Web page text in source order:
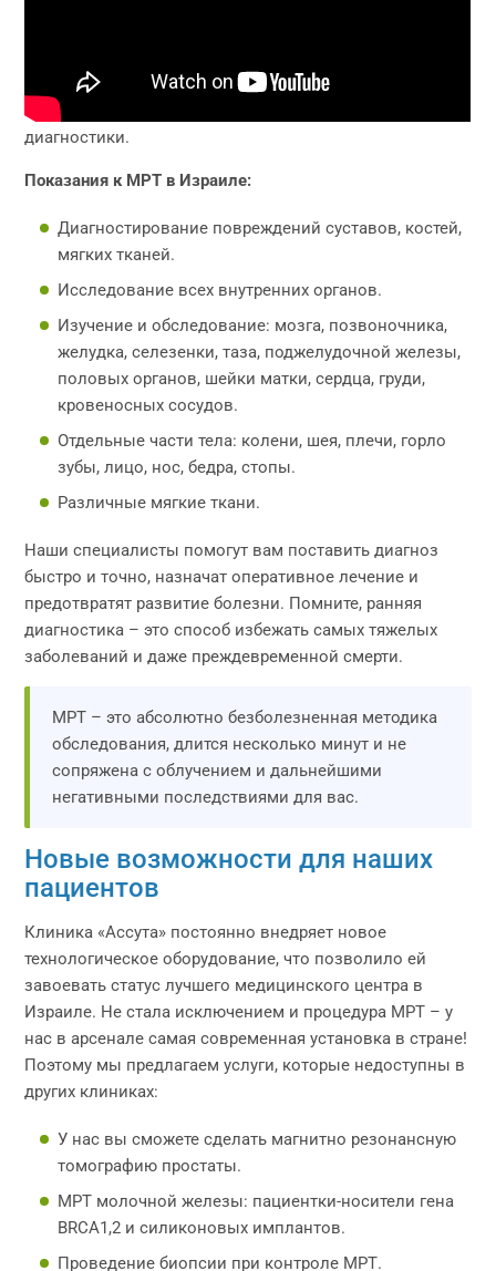
оборудование – это симбиоз новейших инженерных
достижений и ультрановых технологий в области
диагностики.
Показания к МРТ в Израиле:
Диагностирование повреждений суставов, костей,
мягких тканей.
Исследование всех внутренних органов.
Изучение и обследование: мозга, позвоночника,
желудка, селезенки, таза, поджелудочной железы,
половых органов, шейки матки, сердца, груди,
кровеносных сосудов.
Отдельные части тела: колени, шея, плечи, горло
зубы, лицо, нос, бедра, стопы.
Различные мягкие ткани.
Наши специалисты помогут вам поставить диагноз
быстро и точно, назначат оперативное лечение и
предотвратят развитие болезни. Помните, ранняя
диагностика – это способ избежать самых тяжелых
заболеваний и даже преждевременной смерти.
МРТ – это абсолютно безболезненная методика
обследования, длится несколько минут и не
сопряжена с облучением и дальнейшими
негативными последствиями для вас.
Новые возможности для наших
пациентов
Клиника «Ассута» постоянно внедряет новое
технологическое оборудование, что позволило ей
завоевать статус лучшего медицинского центра в
Израиле. Не стала исключением и процедура МРТ – у
нас в арсенале самая современная установка в стране!
Поэтому мы предлагаем услуги, которые недоступны в
других клиниках:
У нас вы сможете сделать магнитно резонансную
томографию простаты.
МРТ молочной железы: пациентки-носители гена
BRCA1,2 и силиконовых имплантов.
Проведение биопсии при контроле МРТ.